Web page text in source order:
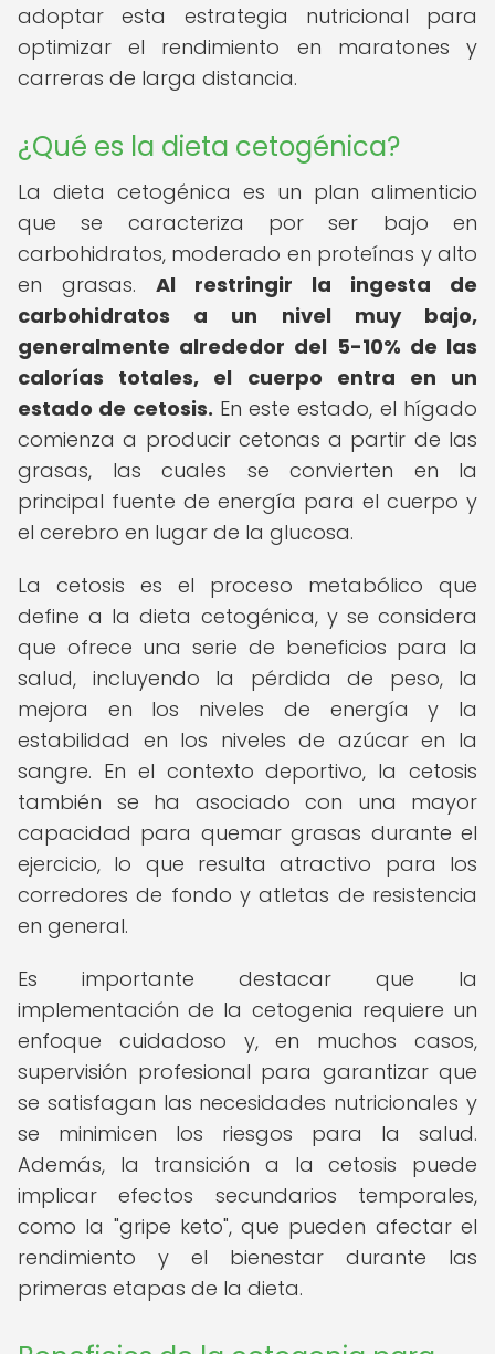
adoptar esta estrategia nutricional para
optimizar el rendimiento en maratones y
carreras de larga distancia.
¿Qué es la dieta cetogénica?
La dieta cetogénica es un plan alimenticio
que se caracteriza por ser bajo en
carbohidratos, moderado en proteínas y alto
en grasas. Al restringir la ingesta de
carbohidratos a un nivel muy bajo,
generalmente alrededor del 5-10% de las
calorías totales, el cuerpo entra en un
estado de cetosis. En este estado, el hígado
comienza a producir cetonas a partir de las
grasas, las cuales se convierten en la
principal fuente de energía para el cuerpo y
el cerebro en lugar de la glucosa.
La cetosis es el proceso metabólico que
define a la dieta cetogénica, y se considera
que ofrece una serie de beneficios para la
salud, incluyendo la pérdida de peso, la
mejora en los niveles de energía y la
estabilidad en los niveles de azúcar en la
sangre. En el contexto deportivo, la cetosis
también se ha asociado con una mayor
capacidad para quemar grasas durante el
ejercicio, lo que resulta atractivo para los
corredores de fondo y atletas de resistencia
en general.
Es importante destacar que la
implementación de la cetogenia requiere un
enfoque cuidadoso y, en muchos casos,
supervisión profesional para garantizar que
se satisfagan las necesidades nutricionales y
se minimicen los riesgos para la salud.
Además, la transición a la cetosis puede
implicar efectos secundarios temporales,
como la "gripe keto", que pueden afectar el
rendimiento y el bienestar durante las
primeras etapas de la dieta.